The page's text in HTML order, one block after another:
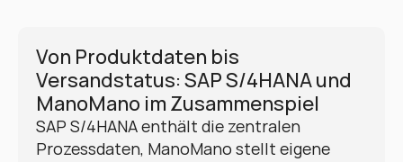
Von Produktdaten bis
Versandstatus: SAP S/4HANA und
ManoMano im Zusammenspiel
SAP S/4HANA enthält die zentralen
Prozessdaten, ManoMano stellt eigene